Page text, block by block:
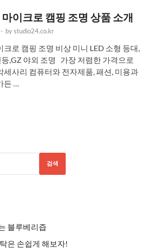
이크로 캠핑 조명 상품 소개
- bystudio24.co.kr
크로 캠핑 조명 비상 미니 LED 소형 등대,
등,GZ 야외 조명 가장 저렴한 가격으로
세사리 컴퓨터와 전자제품, 패션, 미용과
…
검색
블루베리즙
은 손쉽게 해보자!